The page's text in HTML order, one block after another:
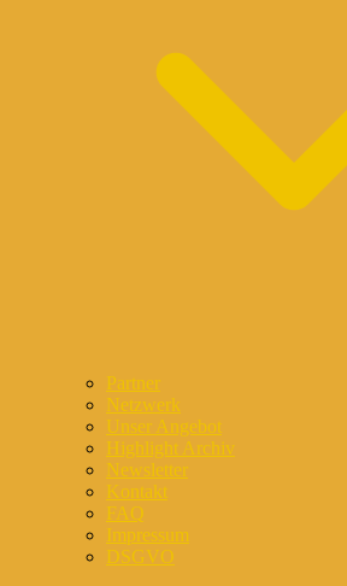
Partner
Netzwerk
Unser Angebot
Highlight Archiv
Newsletter
Kontakt
FAQ
Impressum
DSGVO